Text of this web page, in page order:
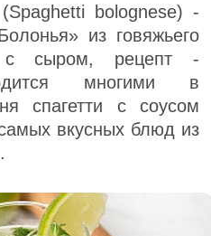
bolognese) -
из говяжьего
с сыром, рецепт -
многими в
спагетти с соусом
вкусных блюд из